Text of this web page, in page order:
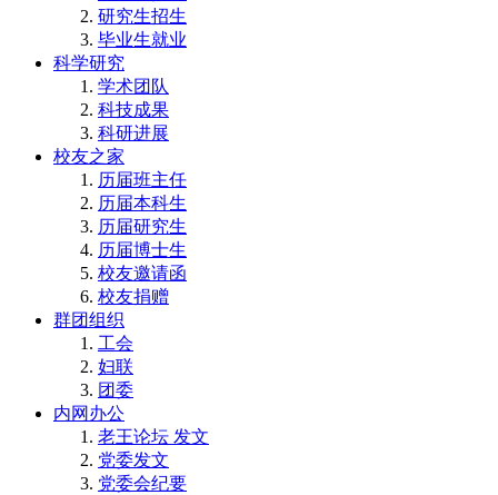
研究生招生
毕业生就业
科学研究
学术团队
科技成果
科研进展
校友之家
历届班主任
历届本科生
历届研究生
历届博士生
校友邀请函
校友捐赠
群团组织
工会
妇联
团委
内网办公
老王论坛 发文
党委发文
党委会纪要